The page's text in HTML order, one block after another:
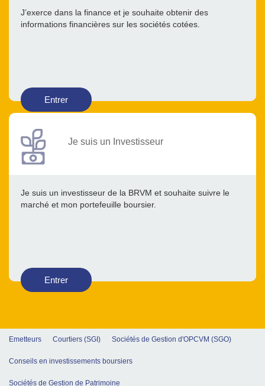
J’exerce dans la finance et je souhaite obtenir des
informations financières sur les sociétés cotées.
Entrer
Je suis un Investisseur
Je suis un investisseur de la BRVM et souhaite suivre le
marché et mon portefeuille boursier.
Entrer
Emetteurs Courtiers (SGI) Sociétés de Gestion d'OPCVM (SGO)
Conseils en investissements boursiers
Sociétés de Gestion de Patrimoine